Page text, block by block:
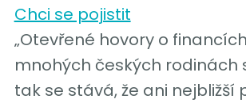
Chci se pojistit
„Otevřené hovory o
mnohých českých rodinách
tak se stává, že ani nejbližší